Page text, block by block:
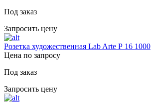
Под заказ
Запросить цену
Розетка художественная Lab Arte Р 16 1000
Цена по запросу
Под заказ
Запросить цену